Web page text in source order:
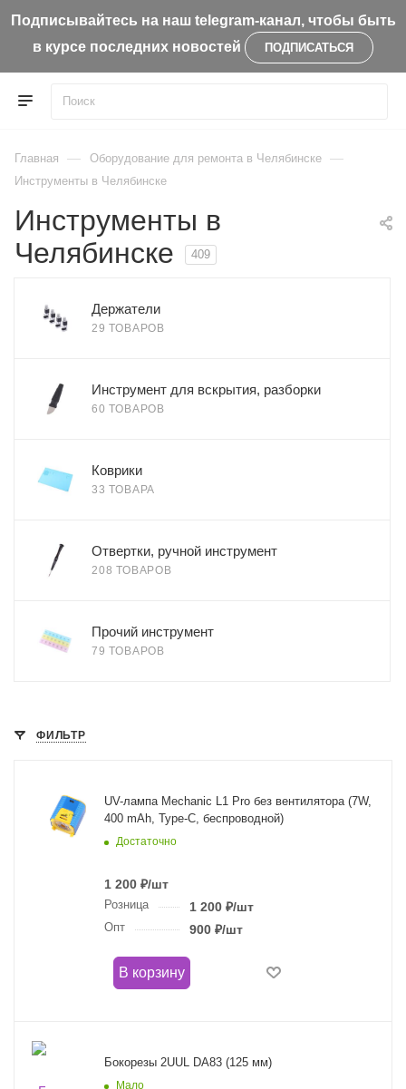
Подписывайтесь на наш telegram-канал, чтобы быть
в курсе последних новостей
ПОДПИСАТЬСЯ
Главная — Оборудование для ремонта в Челябинске —
Инструменты в Челябинске
Инструменты в
Челябинске
409
Держатели
29 ТОВАРОВ
Инструмент для вскрытия, разборки
60 ТОВАРОВ
Коврики
33 ТОВАРА
Отвертки, ручной инструмент
208 ТОВАРОВ
Прочий инструмент
79 ТОВАРОВ
ФИЛЬТР
UV-лампа Mechanic L1 Pro без вентилятора (7W,
400 mAh, Type-C, беспроводной)
Достаточно
1 200 ₽/шт
Розница 1 200₽/шт
Опт 900₽/шт
В корзину
Бокорезы 2UUL DA83 (125 мм)
Мало